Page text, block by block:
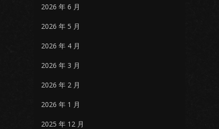
2026 年 6 月
2026 年 5 月
2026 年 4 月
2026 年 3 月
2026 年 2 月
2026 年 1 月
2025 年 12 月